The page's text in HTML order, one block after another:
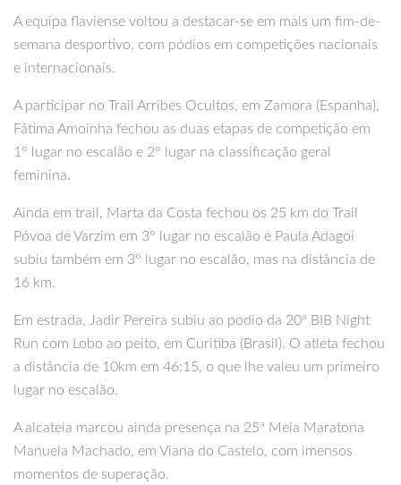
A equipa flaviense voltou a destacar-se em mais um fim-de-
semana desportivo, com pódios em competições nacionais
e internacionais.
A participar no Trail Arribes Ocultos, em Zamora (Espanha),
Fátima Amoinha fechou as duas etapas de competição em
1° lugar no escalão e 2° lugar na classificação geral
feminina.
Ainda em trail, Marta da Costa fechou os 25 km do Trail
Póvoa de Varzim em 3° lugar no escalão e Paula Adagoi
subiu também em 3° lugar no escalão, mas na distância de
16 km.
Em estrada, Jadir Pereira subiu ao podio da 20ª BIB Night
Run com Lobo ao peito, em Curitiba (Brasil). O atleta fechou
a distância de 10km em 46:15, o que lhe valeu um primeiro
lugar no escalão.
A alcateia marcou ainda presença na 25ª Meia Maratona
Manuela Machado, em Viana do Castelo, com imensos
momentos de superação.